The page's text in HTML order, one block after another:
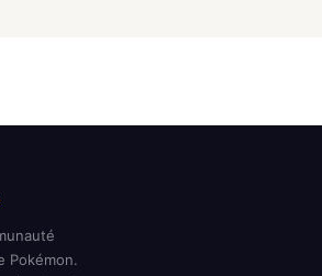
Pokémon.